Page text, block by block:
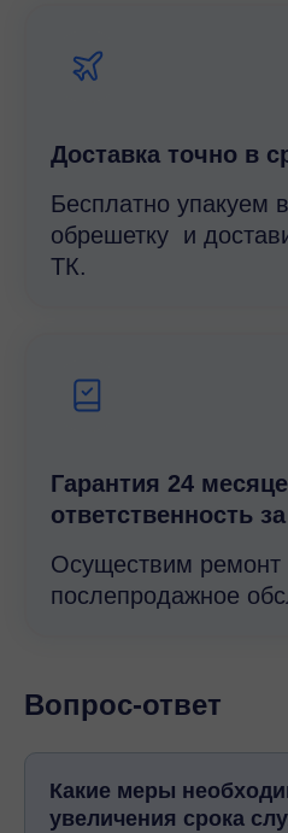
Доставка точно в
Бесплатно упакуем
обрешетку и
ТК.
Гарантия 24
ответственность
Осуществим ремонт
послепродажное
Вопрос-ответ
Какие меры
увеличения срока